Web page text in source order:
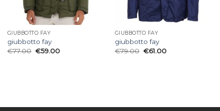
GIUBBOTTO FAY
giubbotto fay
€77.00 €59.00
GIUBBOTTO FAY
giubbotto fay
€79.00 €61.00